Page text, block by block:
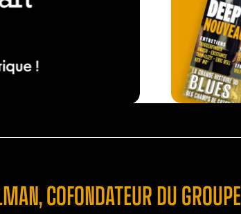
COFONDATEUR DU GROUPE